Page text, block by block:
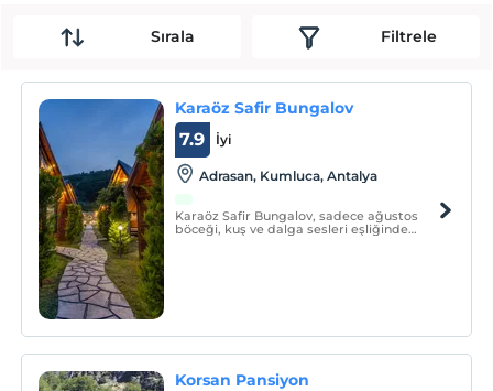
Sırala Filtrele
Karaöz Safir Bungalov
İyi
7.9
Adrasan, Kumluca, Antalya
Karaöz Safir Bungalov, sadece ağustos
böceği, kuş ve dalga sesleri eşliğinde
Korsan Pansiyon